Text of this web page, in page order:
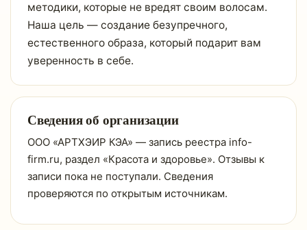
методики, которые не вредят своим волосам.
Наша цель — создание безупречного,
естественного образа, который подарит вам
уверенность в себе.
Сведения об организации
ООО «АРТХЭИР КЭА» — запись реестра info-
firm.ru, раздел «Красота и здоровье». Отзывы к
записи пока не поступали. Сведения
проверяются по открытым источникам.